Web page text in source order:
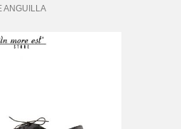
ANGUILLA